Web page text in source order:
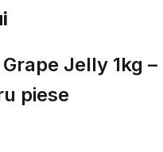
Jelly 1kg –
piese